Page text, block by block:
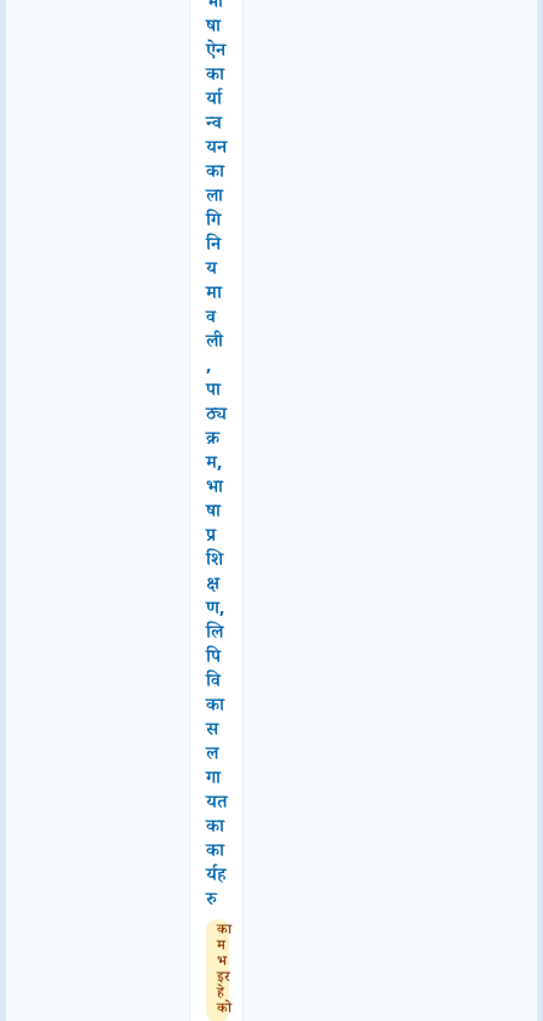
षा
ऐन
का
र्या
न्व
यन
का
ला
गि
नि
य
मा
व
ली
,
पा
ठ्य
क्र
म,
भा
षा
प्र
शि
क्ष
ण,
लि
पि
वि
का
स
ल
गा
यत
का
का
र्यह
रु
का
म
भ
इर
हे
को